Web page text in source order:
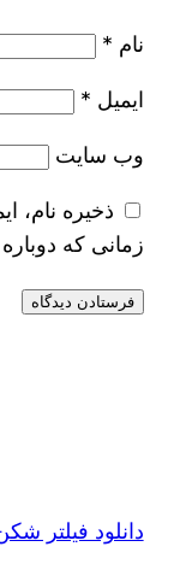
نام *
ایمیل *
وب‌ سایت
ذخیره نام،
زمانی که
دانلود فیلتر